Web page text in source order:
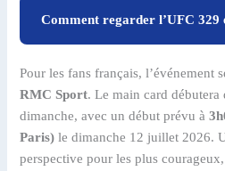
Comment regarder l’UFC 329
Pour les fans français, l’événement
RMC Sport. Le main card débutera
dimanche, avec un début prévu à
Paris) le dimanche 12 juillet 2026.
perspective pour les plus